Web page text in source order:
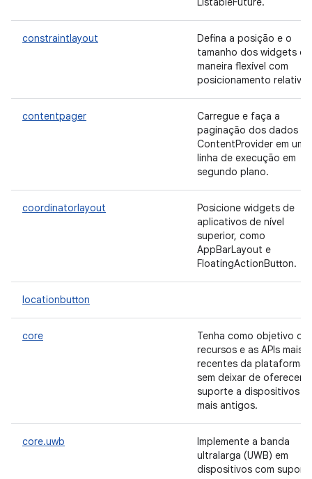
constraintlayout
Defina a posição e o
tamanho dos widgets de
maneira flexível com
posicionamento relativo.
contentpager
Carregue e faça a
paginação dos dados
ContentProvider em uma
linha de execução em
segundo plano.
coordinatorlayout
Posicione widgets de
aplicativos de nível
superior, como
AppBarLayout e
FloatingActionButton.
locationbutton
core
Tenha como objetivo os
recursos e as APIs mais
recentes da plataforma
sem deixar de oferecer
suporte a dispositivos
mais antigos.
core.uwb
Implemente a banda
ultralarga (UWB) em
dispositivos com